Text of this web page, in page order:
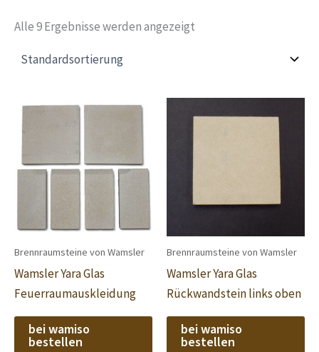
Alle 9 Ergebnisse werden angezeigt
Brennraumsteine von Wamsler
Wamsler Yara Glas
Feuerraumauskleidung
bei wamiso
bestellen
Brennraumsteine von Wamsler
Wamsler Yara Glas
Rückwandstein links oben
bei wamiso
bestellen